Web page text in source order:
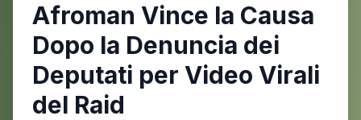
Afroman Vince la Causa
Dopo la Denuncia dei
Deputati per Video Virali
del Raid